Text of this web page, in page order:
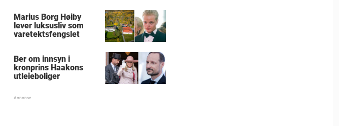
Marius Borg Høiby
lever luksusliv som
varetektsfengslet
Ber om innsyn i
kronprins Haakons
utleieboliger